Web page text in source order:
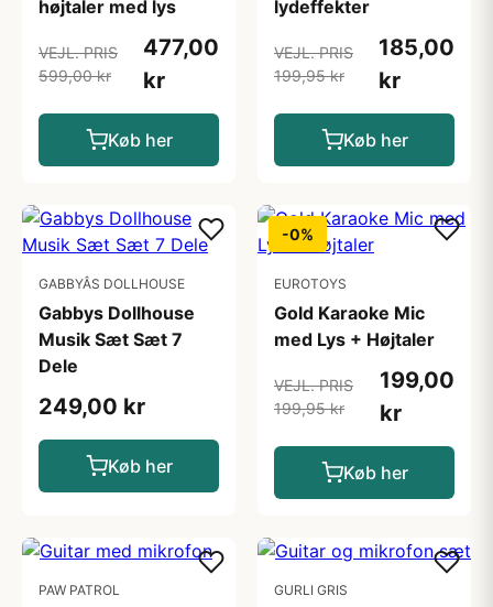
højtaler med lys
VEJL. PRIS
599,00 kr
477,00
kr
Køb her
lydeffekter
VEJL. PRIS
199,95 kr
185,00
kr
Køb her
GABBYÂS DOLLHOUSE
Gabbys Dollhouse
Musik Sæt Sæt 7
Dele
249,00 kr
Køb her
-0%
EUROTOYS
Gold Karaoke Mic
med Lys + Højtaler
VEJL. PRIS
199,95 kr
199,00
kr
Køb her
PAW PATROL GURLI GRIS